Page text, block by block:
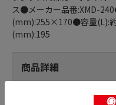
ス●メーカー品番:XMD-
(mm):255×170●容量(L):
(mm):195
商品詳細